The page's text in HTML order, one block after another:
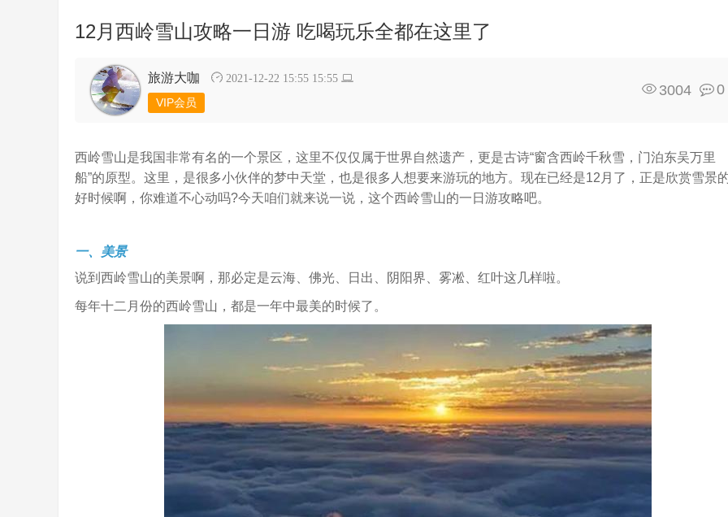
12月西岭雪山攻略一日游 吃喝玩乐全都在这里了
旅游大咖 2021-12-22 15:55 15:55
VIP会员
3004 0
西岭雪山是我国非常有名的一个景区，这里不仅仅属于世界自然遗产，更是古诗“窗含西岭千秋雪，门泊东吴万里
船”的原型。这里，是很多小伙伴的梦中天堂，也是很多人想要来游玩的地方。现在已经是12月了，正是欣赏雪景
好时候啊，你难道不心动吗?今天咱们就来说一说，这个西岭雪山的一日游攻略吧。
一、美景
说到西岭雪山的美景啊，那必定是云海、佛光、日出、阴阳界、雾凇、红叶这几样啦。
每年十二月份的西岭雪山，都是一年中最美的时候了。